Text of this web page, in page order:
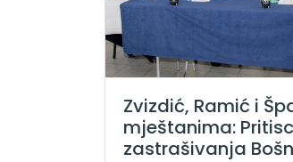
Zvizdić, Ramić i
mještanima:
zastrašivanja